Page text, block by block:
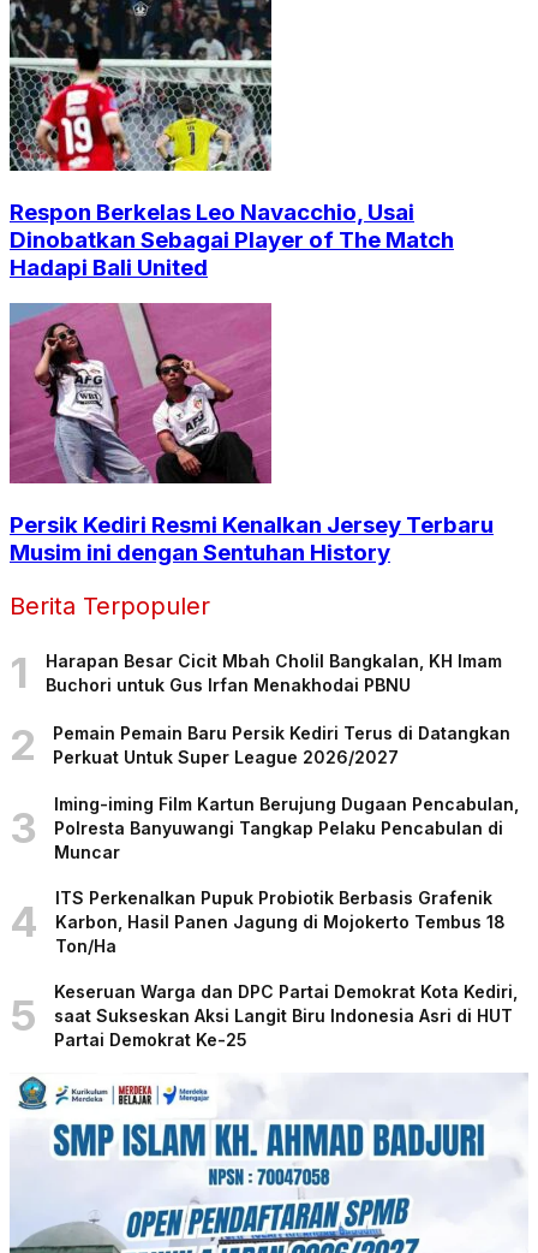
Respon Berkelas Leo Navacchio, Usai
Dinobatkan Sebagai Player of The Match
Hadapi Bali United
Persik Kediri Resmi Kenalkan Jersey Terbaru
Musim ini dengan Sentuhan History
Berita Terpopuler
1
Harapan Besar Cicit Mbah Cholil Bangkalan, KH Imam
Buchori untuk Gus Irfan Menakhodai PBNU
2
Pemain Pemain Baru Persik Kediri Terus di Datangkan
Perkuat Untuk Super League 2026/2027
3
Iming-iming Film Kartun Berujung Dugaan Pencabulan,
Polresta Banyuwangi Tangkap Pelaku Pencabulan di
Muncar
4
ITS Perkenalkan Pupuk Probiotik Berbasis Grafenik
Karbon, Hasil Panen Jagung di Mojokerto Tembus 18
Ton/Ha
5
Keseruan Warga dan DPC Partai Demokrat Kota Kediri,
saat Sukseskan Aksi Langit Biru Indonesia Asri di HUT
Partai Demokrat Ke-25